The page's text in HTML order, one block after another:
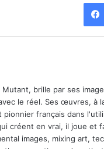
brille par ses
le réel. Ses œuvres, à
pionnier français dans
créent en vrai, il joue et
images, mixing art,